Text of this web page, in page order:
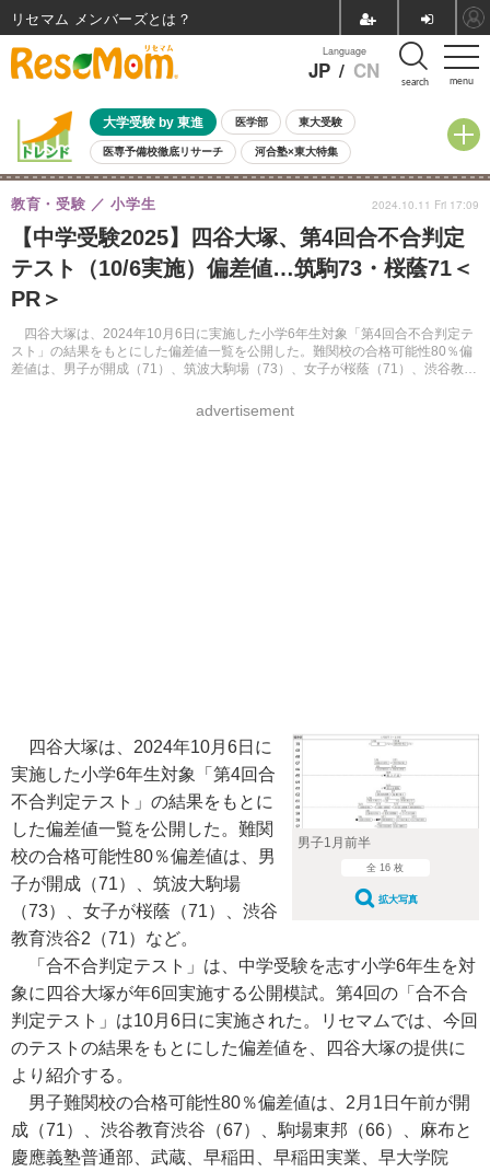
menu
Language
JP / CN search
大学受験 by 東進 医学部 東大受験
医専予備校徹底リサーチ 河合塾×東大特集
親子で考える大学選び 高校受験 中学受験 小学校受験
共通テスト 夏休み
8月開催イベント・WS 全国公立高校 過去問 人気記事
自由研究教材（小学生向け） 自由研究教材（中学生向け） ランキング
【中学受験2025】四谷大塚、第4回合不合判定
テスト（10/6実施）偏差値…筑駒73・桜蔭71＜
PR＞
四谷大塚は、2024年10月6日に実施した小学6年生対象「第4回合不合判定テ
スト」の結果をもとにした偏差値一覧を公開した。難関校の合格可能性80％偏
差値は、男子が開成（71）、筑波大駒場（73）、女子が桜蔭（71）、渋谷教育
教育・受験 小学生
advertisement
2024.10.11 Fri 17:09
男子1月前半
全 16 枚
拡大写真
四谷大塚は、2024年10月6日に
実施した小学6年生対象「第4回合
不合判定テスト」の結果をもとに
した偏差値一覧を公開した。難関
校の合格可能性80％偏差値は、男
子が開成（71）、筑波大駒場
（73）、女子が桜蔭（71）、渋谷
教育渋谷2（71）など。
「合不合判定テスト」は、中学受験を志す小学6年生を対
象に四谷大塚が年6回実施する公開模試。第4回の「合不合
判定テスト」は10月6日に実施された。リセマムでは、今回
のテストの結果をもとにした偏差値を、四谷大塚の提供に
より紹介する。
男子難関校の合格可能性80％偏差値は、2月1日午前が開
成（71）、渋谷教育渋谷（67）、駒場東邦（66）、麻布と
慶應義塾普通部、武蔵、早稲田、早稲田実業、早大学院
リセマム メンバーズ